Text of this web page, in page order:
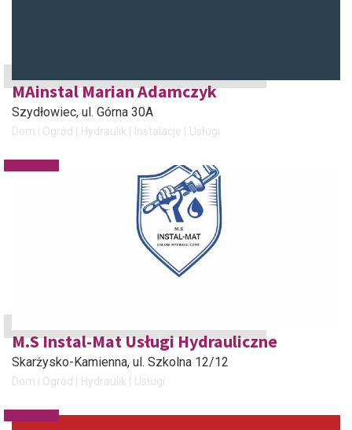
MAinstal Marian Adamczyk
Szydłowiec, ul. Górna 30A
Dom i Ogród Hydraulik Instalacje Usługi
M.S Instal-Mat Usługi Hydrauliczne
Skarżysko-Kamienna, ul. Szkolna 12/12
Dom i Ogród Hydraulik Usługi